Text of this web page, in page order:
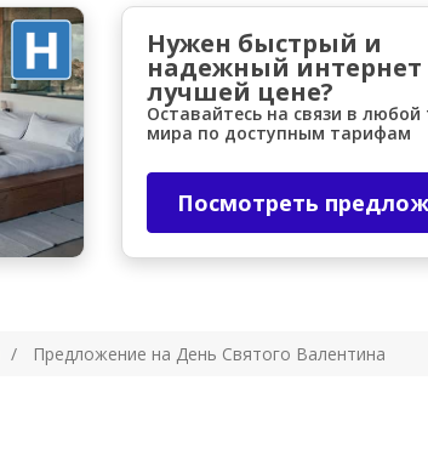
Нужен быстрый и
надежный интернет
лучшей цене?
Оставайтесь на связи в любой
мира по доступным тарифам
Посмотреть
Предложение на День Святого Валентина